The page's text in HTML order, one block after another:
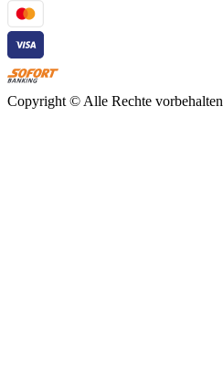
Copyright © Alle Rechte vorbehalten